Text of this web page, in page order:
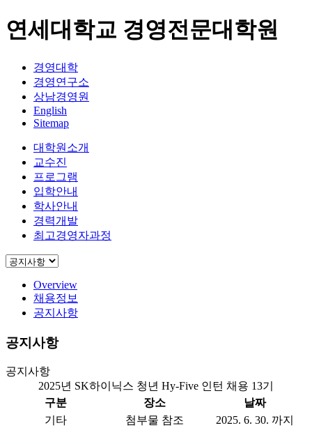
연세대학교 경영전문대학원
경영대학
경영연구소
상남경영원
English
Sitemap
대학원소개
교수진
프로그램
입학안내
학사안내
경력개발
최고경영자과정
Overview
채용정보
공지사항
공지사항
공지사항
2025년 SK하이닉스 청년 Hy-Five 인턴 채용 13기
구분
장소
날짜
기타
첨부물 참조 2025. 6. 30. 까지